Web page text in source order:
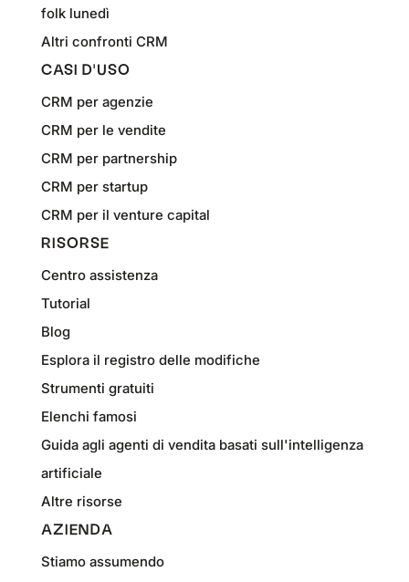
folk lunedì
Altri confronti CRM
CASI D'USO
CRM per agenzie
CRM per le vendite
CRM per partnership
CRM per startup
CRM per il venture capital
RISORSE
Centro assistenza
Tutorial
Blog
Esplora il registro delle modifiche
Strumenti gratuiti
Elenchi famosi
Guida agli agenti di vendita basati sull'intelligenza
artificiale
Altre risorse
AZIENDA
Stiamo assumendo